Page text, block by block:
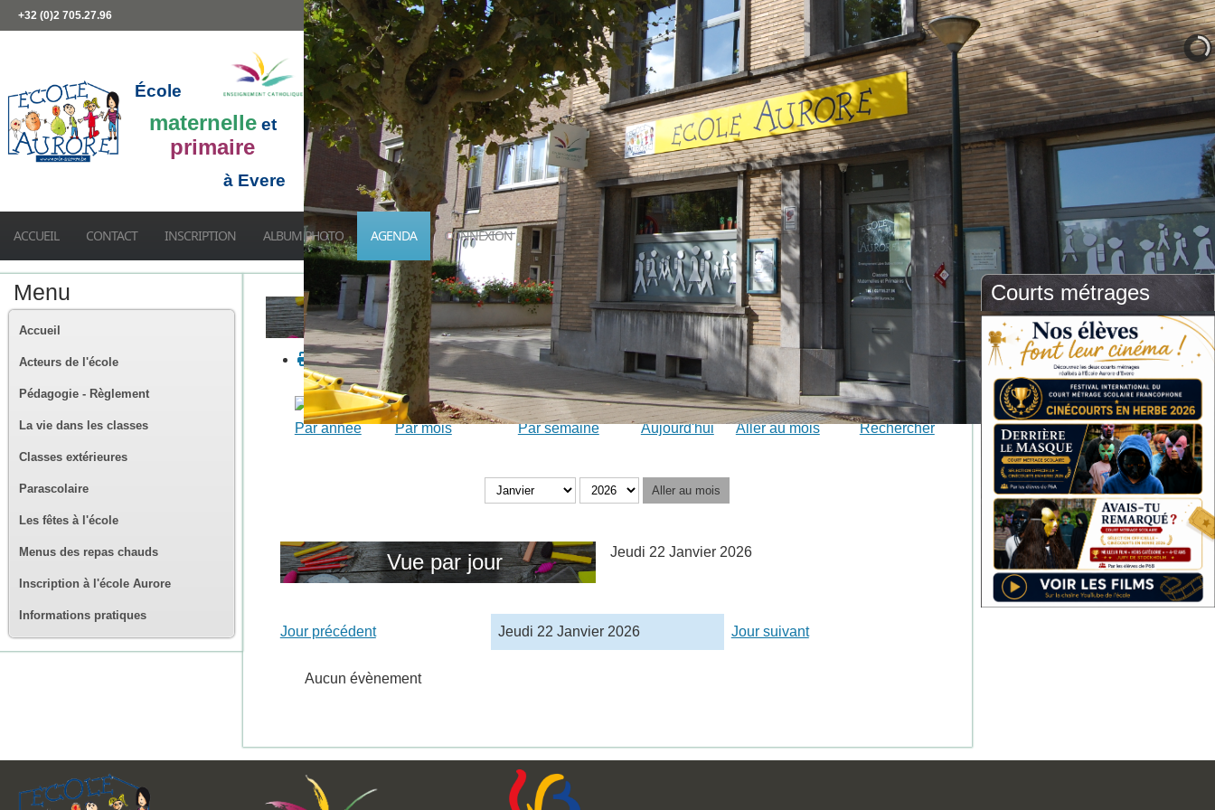
+32 (0)2 705.27.96
École
maternelle et
primaire
à Evere
ACCUEIL CONTACT INSCRIPTION ALBUM PHOTO AGENDA CONNEXION
Menu
Accueil
Acteurs de l'école
Pédagogie - Règlement
La vie dans les classes
Classes extérieures
Parascolaire
Les fêtes à l'école
Menus des repas chauds
Inscription à l'école Aurore
Informations pratiques
Calendrier
Par année Par mois Par semaine Aujourd'hui Aller au mois Rechercher
Aller au mois
Vue par jour Jeudi 22 Janvier 2026
Jour précédent Jeudi 22 Janvier 2026 Jour suivant
Aucun évènement
Courts métrages